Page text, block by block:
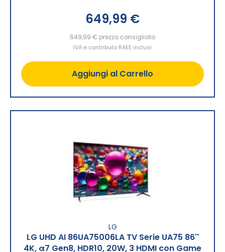
649,99 €
649,99 € prezzo consigliato
IVA e contributo RAEE inclusi
Aggiungi al Carrello
LG
LG UHD AI 86UA75006LA TV Serie UA75 86''
4K, α7 Gen8, HDR10, 20W, 3 HDMI con Game